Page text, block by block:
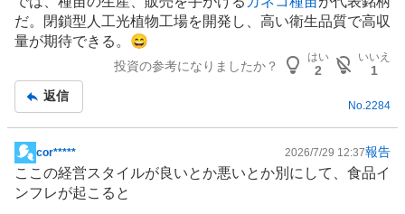
だ。閉鎖型人工光植物工場を開発し、高い衛生品質で高収
量が期待できる。😄
投資の参考になりましたか？
はい
2
いいえ
1
返信
No. 2284
掲
示
板
cor***** 2026/7/29 12:37報告
ここの経営スタイルが良いとか悪いとか別にして、食品イ
ンフレが起こると